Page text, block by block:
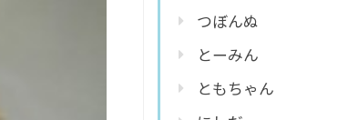
つぼんぬ
とーみん
ともちゃん